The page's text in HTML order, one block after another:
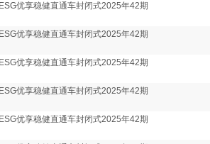
优享稳健直通车封闭式2025年42期
优享稳健直通车封闭式2025年42期
优享稳健直通车封闭式2025年42期
优享稳健直通车封闭式2025年42期
优享稳健直通车封闭式2025年42期